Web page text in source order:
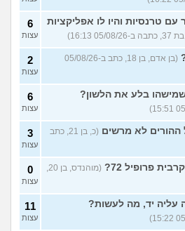
(.,
עצות
5
עצות
עם
עצות
של
9
עצות
זמן
7
עצות
9
עצות
עם טרנסיות והיו לו אפליקציות
16:13)
6
עצות
(בן אדם, בן 18, כתב ב-05/08/26
2
עצות
בלע את הלשון? 6
עצות
ההורים לא מרשים
(כ, בן 21, כתב
3
עצות
פרופיל 72?
(מוהנדס, בן 20,
0
עצות
עליה יד, מה לעשות? 11
עצות